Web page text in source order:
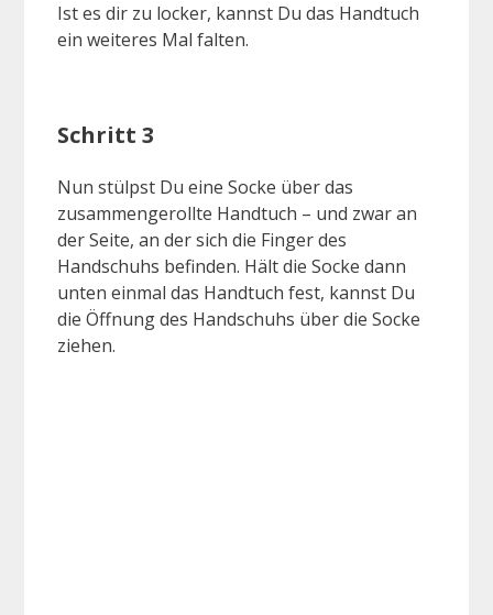
Ist es dir zu locker, kannst Du das Handtuch
ein weiteres Mal falten.
Schritt 3
Nun stülpst Du eine Socke über das
zusammengerollte Handtuch – und zwar an
der Seite, an der sich die Finger des
Handschuhs befinden. Hält die Socke dann
unten einmal das Handtuch fest, kannst Du
die Öffnung des Handschuhs über die Socke
ziehen.